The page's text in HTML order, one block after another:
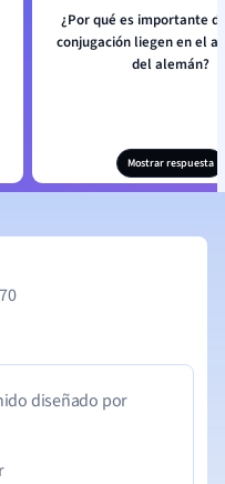
¿Por qué es importante
conjugación liegen en el
del alemán?
Mostrar respuesta
diseñado por